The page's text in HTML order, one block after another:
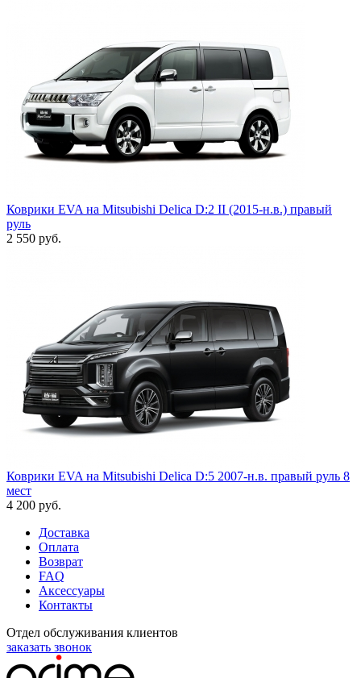
Коврики EVA на Mitsubishi Delica D:2 II (2015-н.в.) правый
руль
2 550 руб.
Коврики EVA на Mitsubishi Delica D:5 2007-н.в. правый руль 8
мест
4 200 руб.
Доставка
Оплата
Возврат
FAQ
Аксессуары
Контакты
Отдел обслуживания клиентов
заказать звонок